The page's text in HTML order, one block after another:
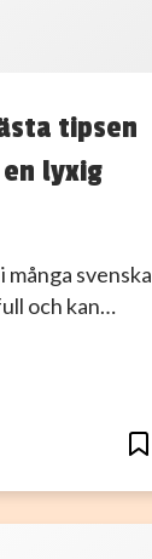
tipsen
lyxig
svenska
och kan…